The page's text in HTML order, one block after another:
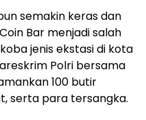
semakin keras dan
Bar menjadi salah
jenis ekstasi di kota
Polri bersama
100 butir
serta para tersangka.